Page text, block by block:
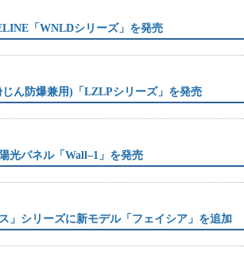
「WNLDシリーズ」を発売
ん防爆兼用)「LZLPシリーズ」を発売
光パネル「Wall–1」を発売
」シリーズに新モデル「フェイシア」を追加